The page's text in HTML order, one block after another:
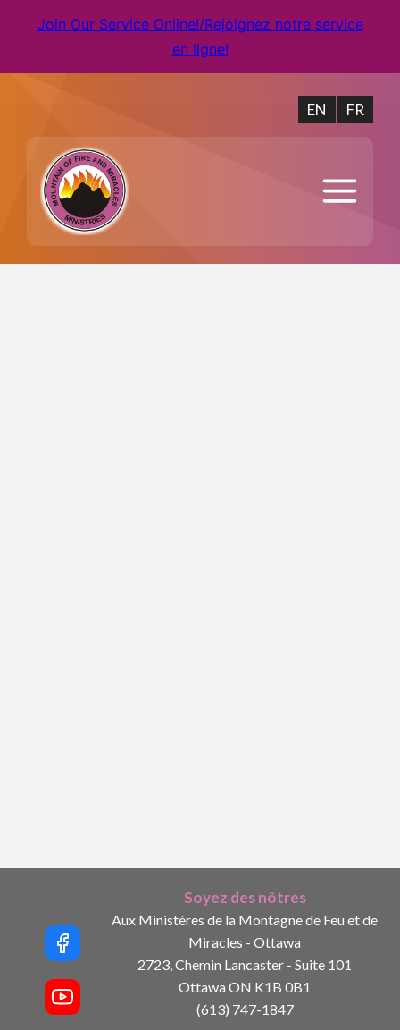
Join Our Service Online!/Rejoignez notre service
en ligne!
EN FR
Soyez des nôtres
Aux Ministères de la Montagne de Feu et de
Miracles - Ottawa
2723, Chemin Lancaster - Suite 101
Ottawa ON K1B 0B1
(613) 747-1847